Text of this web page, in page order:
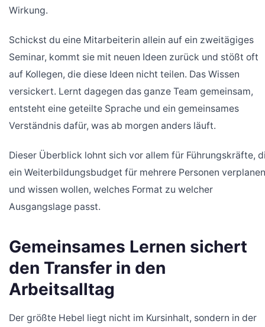
Wirkung.
Schickst du eine Mitarbeiterin allein auf ein zweitägiges
Seminar, kommt sie mit neuen Ideen zurück und stößt oft
auf Kollegen, die diese Ideen nicht teilen. Das Wissen
versickert. Lernt dagegen das ganze Team gemeinsam,
entsteht eine geteilte Sprache und ein gemeinsames
Verständnis dafür, was ab morgen anders läuft.
Dieser Überblick lohnt sich vor allem für Führungskräfte,
ein Weiterbildungsbudget für mehrere Personen verplanen
und wissen wollen, welches Format zu welcher
Ausgangslage passt.
Gemeinsames Lernen sichert
den Transfer in den
Arbeitsalltag
Der größte Hebel liegt nicht im Kursinhalt, sondern in der